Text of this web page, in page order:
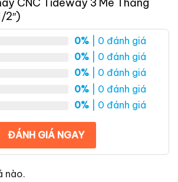
CNC Tideway 3 Me Thẳng
2″)
0% | 0 đánh giá
0% | 0 đánh giá
0% | 0 đánh giá
0% | 0 đánh giá
0% | 0 đánh giá
ĐÁNH GIÁ NGAY
nào.